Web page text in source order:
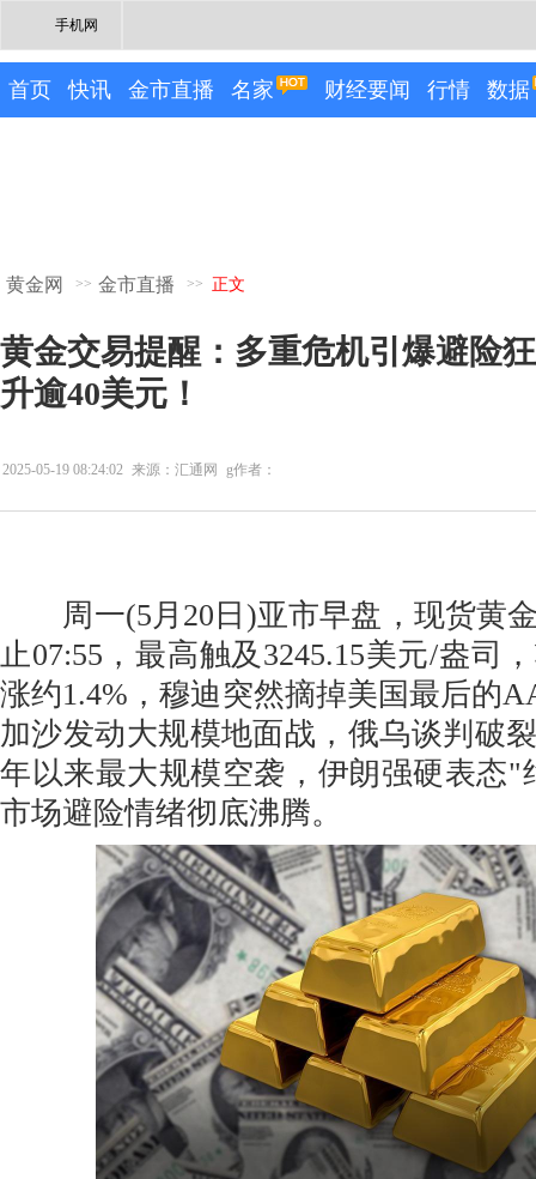
手机网
首页 快讯 金市直播 名家 财经要闻 行情 数据
黄金网 >> 金市直播 >> 正文
黄金交易提醒：多重危机引爆避险
升逾40美元！
2025-05-19 08:24:02 来源：汇通网 g作者：
周一(5月20日)亚市早盘，现货黄金
止07:55，最高触及3245.15美元/盎司
涨约1.4%，穆迪突然摘掉美国最后的
加沙发动大规模地面战，俄乌谈判破
年以来最大规模空袭，伊朗强硬表态"
市场避险情绪彻底沸腾。